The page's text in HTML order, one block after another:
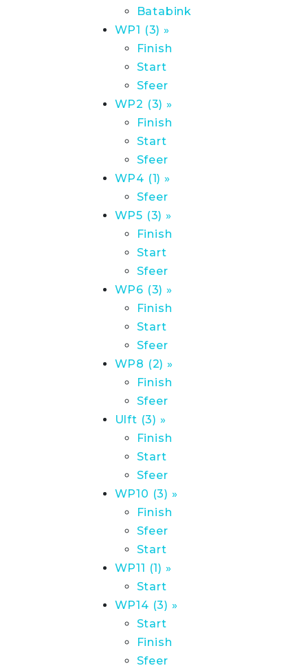
Batabink
WP1 (3) »
Finish
Start
Sfeer
WP2 (3) »
Finish
Start
Sfeer
WP4 (1) »
Sfeer
WP5 (3) »
Finish
Start
Sfeer
WP6 (3) »
Finish
Start
Sfeer
WP8 (2) »
Finish
Sfeer
Ulft (3) »
Finish
Start
Sfeer
WP10 (3) »
Finish
Sfeer
Start
WP11 (1) »
Start
WP14 (3) »
Start
Finish
Sfeer